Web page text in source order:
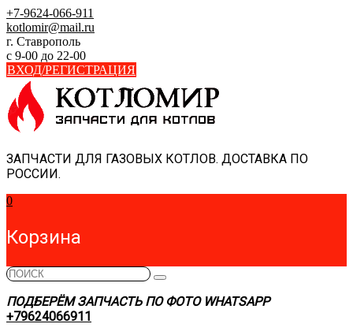
Skip
to
content
+7-9624-066-911
kotlomir@mail.ru
г. Ставрополь
с 9-00 до 22-00
ВХОД/РЕГИСТРАЦИЯ
ЗАПЧАСТИ ДЛЯ ГАЗОВЫХ КОТЛОВ. ДОСТАВКА ПО
РОССИИ.
0
Корзина
ПОДБЕРЁМ ЗАПЧАСТЬ ПО ФОТО WHATSAPP
+79624066911